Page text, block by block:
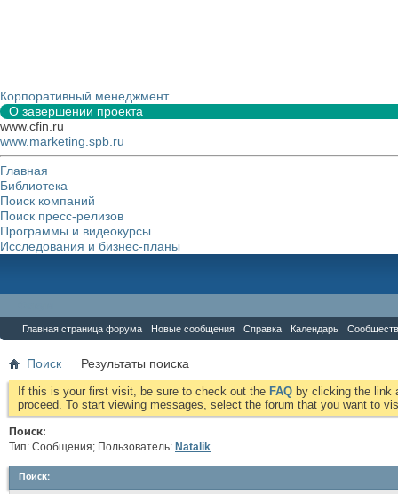
Корпоративный менеджмент
О завершении проекта
www.cfin.ru
www.marketing.spb.ru
Главная
Библиотека
Поиск компаний
Поиск пресс-релизов
Программы и видеокурсы
Исследования и бизнес-планы
Главная страница форума Новые сообщения Справка Календарь
Поиск Результаты поиска
If this is your first visit, be sure to check out the FAQ by clicking the link
proceed. To start viewing messages, select the forum that you want to
Поиск:
Тип: Сообщения; Пользователь: Natalik
Поиск: